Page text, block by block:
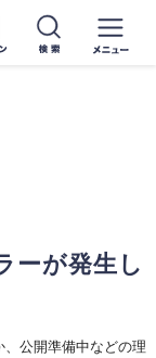
ーが発生し
公開準備中などの理